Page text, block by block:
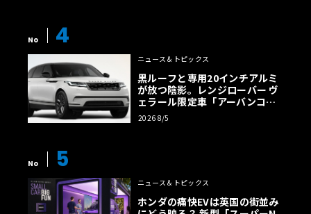
No 4
ニュース＆トピックス
黒ルーフと専用20インチアルミ
が放つ陰影。レンジローバー ヴ
ェラール限定車「アーバンコン
トラスト・エディション」登場
2026 8/5
No 5
ニュース＆トピックス
ホンダの痛快EVは英国の街並み